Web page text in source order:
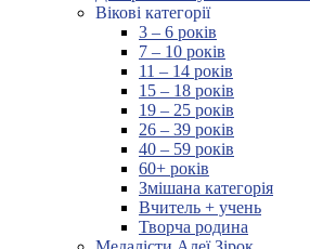
Вікові категорії
3 – 6 років
7 – 10 років
11 – 14 років
15 – 18 років
19 – 25 років
26 – 39 років
40 – 59 років
60+ років
Змішана категорія
Вчитель + учень
Творча родина